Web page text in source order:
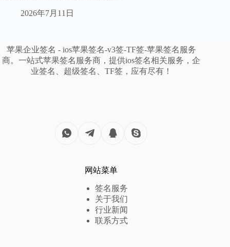
2026年7月11日
苹果企业签名 - ios苹果签名-v3签-TF签-苹果签名服务
商。一站式苹果签名服务商，提供ios签名相关服务，企
业签名、超级签名、TF签，应有尽有！
网站菜单
签名服务
关于我们
行业新闻
联系方式